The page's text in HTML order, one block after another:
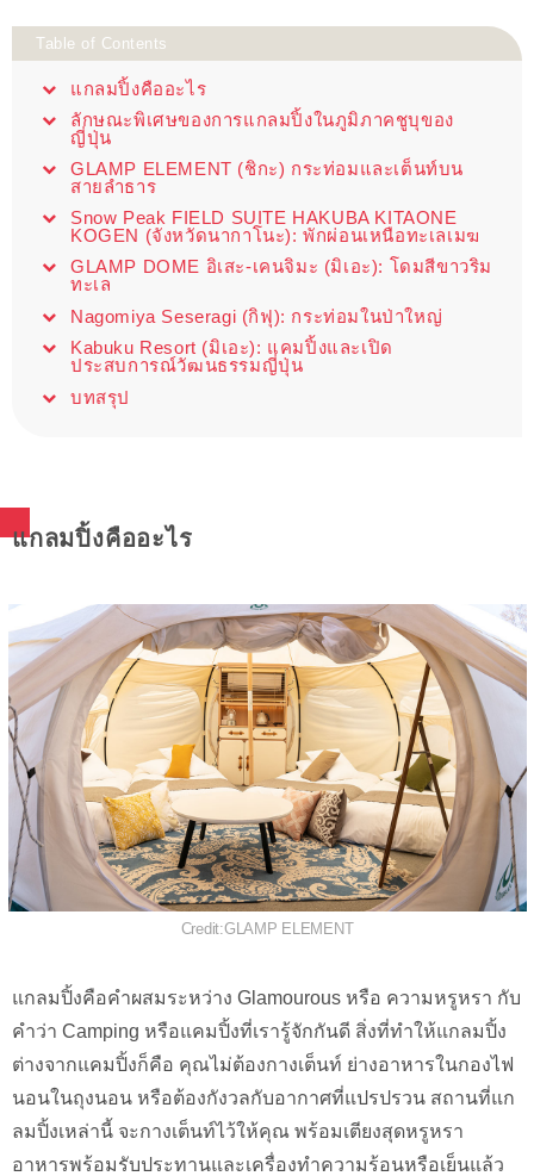
Table of Contents
แกลมปิ้งคืออะไร
ลักษณะพิเศษของการแกลมปิ้งในภูมิภาคชูบุของ
ญี่ปุ่น
GLAMP ELEMENT (ชิกะ) กระท่อมและเต็นท์บน
สายลำธาร
Snow Peak FIELD SUITE HAKUBA KITAONE
KOGEN (จังหวัดนากาโนะ): พักผ่อนเหนือทะเลเมฆ
GLAMP DOME อิเสะ-เคนจิมะ (มิเอะ): โดมสีขาวริม
ทะเล
Nagomiya Seseragi (กิฟุ): กระท่อมในป่าใหญ่
Kabuku Resort (มิเอะ): แคมปิ้งและเปิด
ประสบการณ์วัฒนธรรมญี่ปุ่น
บทสรุป
แกลมปิ้งคืออะไร
Credit:GLAMP ELEMENT
แกลมปิ้งคือคำผสมระหว่าง Glamourous หรือ ความหรูหรา กับ
คำว่า Camping หรือแคมปิ้งที่เรารู้จักกันดี สิ่งที่ทำให้แกลมปิ้ง
ต่างจากแคมปิ้งก็คือ คุณไม่ต้องกางเต็นท์ ย่างอาหารในกองไฟ
นอนในถุงนอน หรือต้องกังวลกับอากาศที่แปรปรวน สถานที่แก
ลมปิ้งเหล่านี้ จะกางเต็นท์ไว้ให้คุณ พร้อมเตียงสุดหรูหรา
อาหารพร้อมรับประทานและเครื่องทำความร้อนหรือเย็นแล้ว